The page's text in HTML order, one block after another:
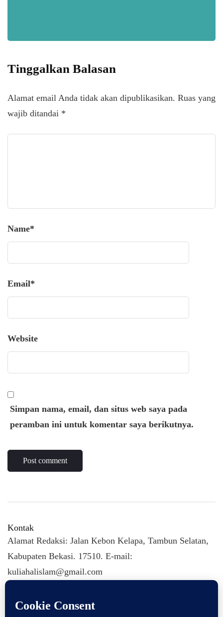
Tinggalkan Balasan
Alamat email Anda tidak akan dipublikasikan. Ruas yang
wajib ditandai *
Name*
Email*
Website
Simpan nama, email, dan situs web saya pada
peramban ini untuk komentar saya berikutnya.
Kontak
Alamat Redaksi: Jalan Kebon Kelapa, Tambun Selatan,
Kabupaten Bekasi. 17510. E-mail:
kuliahalislam@gmail.com